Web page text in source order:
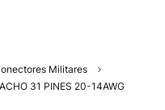
Militares
31 PINES 20-14AWG